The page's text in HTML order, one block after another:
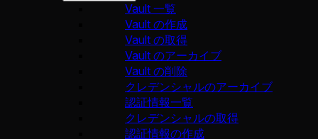
Vault 一覧
Vault の作成
Vault の取得
Vault のアーカイブ
Vault の削除
クレデンシャルのアーカイブ
認証情報一覧
クレデンシャルの取得
認証情報の作成